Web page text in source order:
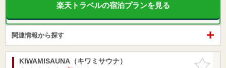
楽天トラベルの宿泊プランを見る
関連情報から探す
お気に入
KIWAMISAUNA（キワミサウナ）